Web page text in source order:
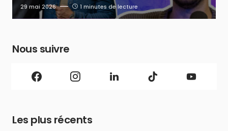
29 mai 2026 1 minutes de lecture
Nous suivre
Les plus récents